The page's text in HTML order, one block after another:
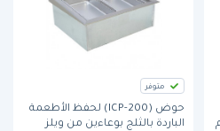
متوفر
حوض (ICP-200) لحفظ الأطعمة
الباردة بالثلج بوعاءين من ويلز